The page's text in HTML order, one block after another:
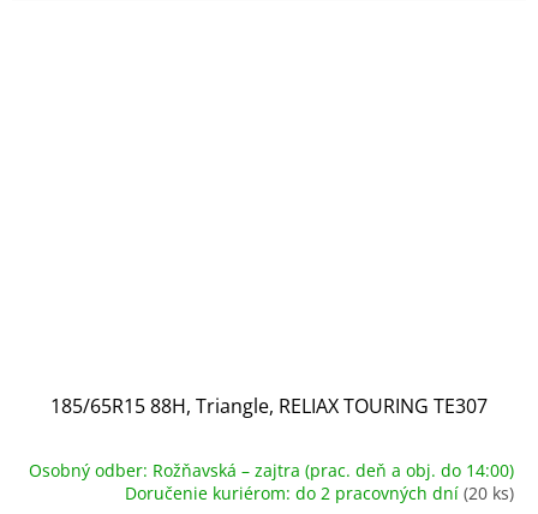
185/65R15 88H, Triangle, RELIAX TOURING TE307
Osobný odber: Rožňavská – zajtra (prac. deň a obj. do 14:00)
Doručenie kuriérom: do 2 pracovných dní (20 ks)